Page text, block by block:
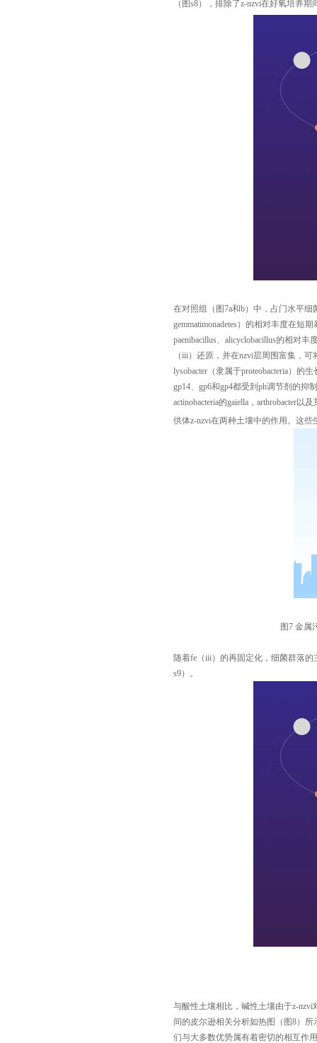
（图s8），排除了z-nzvi在好氧培养
在对照组（图7a和b）中，占门水平细
gemmatimonadetes）的相对丰度在短
paenibacillus、alicyclobacillus的相对
（iii）还原，并在nzvi层周围富集，可
lysobacter（隶属于proteobacteria）的
gp14、gp6和gp4都受到ph调节剂的抑
actinobacteria的gaiella，arthrobacter
供体z-nzvi在两种土壤中的作用。这些
图7 金属
随着fe（iii）的再固定化，细菌群落的
s9）。
与酸性土壤相比，碱性土壤由于z-
间的皮尔逊相关分析如热图（图8）
们与大多数优势属有着密切的相互作